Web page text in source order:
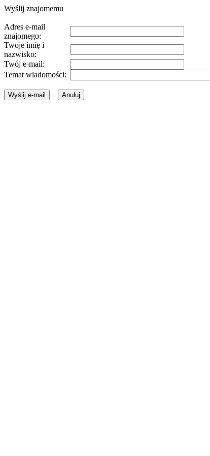
Wyślij znajomemu
Adres e-mail
znajomego:
Twoje imię i
nazwisko:
Twój e-mail:
Temat wiadomości: